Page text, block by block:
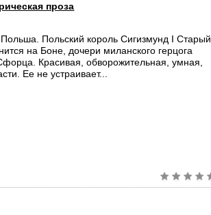
проза
Польский король Сигизмунд I Старый
на Боне, дочери миланского герцога
Красивая, обворожительная, умная,
Ее не устраивает...